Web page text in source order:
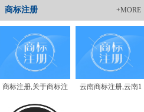
+MORE
商标注册
商标注册,关于商标注 云南商标注册,云南1